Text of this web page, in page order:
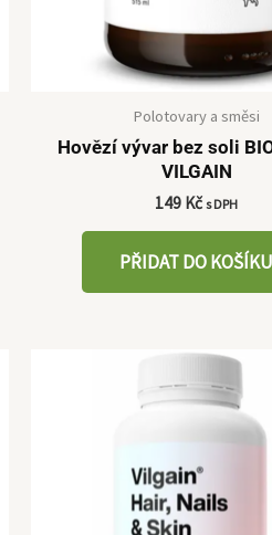
Polotovary a směsi
Hovězí vývar bez soli
VILGAIN
149 Kč s DPH
PŘIDAT DO KOŠÍKU